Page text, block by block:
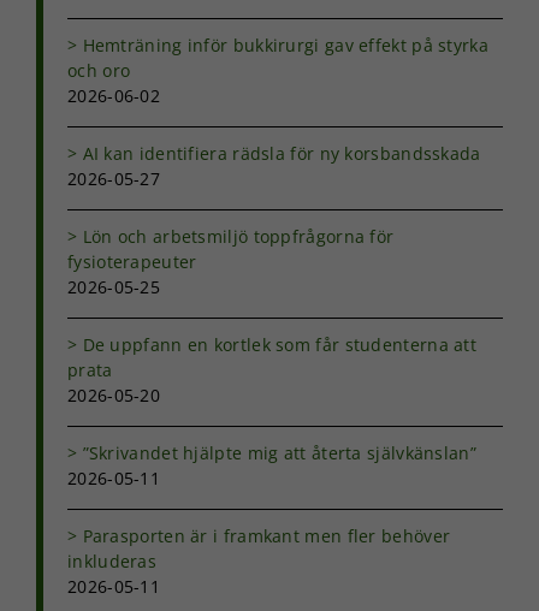
Hemträning inför bukkirurgi gav effekt på styrka
och oro
2026-06-02
AI kan identifiera rädsla för ny korsbandsskada
2026-05-27
Lön och arbetsmiljö toppfrågorna för
fysioterapeuter
2026-05-25
De uppfann en kortlek som får studenterna att
prata
2026-05-20
”Skrivandet hjälpte mig att återta självkänslan”
2026-05-11
Parasporten är i framkant men fler behöver
inkluderas
2026-05-11
går inte att
att hemsidan
över huvud
Statistik
kunna
förbättra